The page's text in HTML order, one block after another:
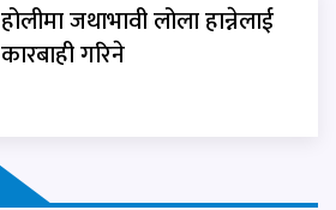
होलीमा जथाभावी लोला हान्नेलाई
कारबाही गरिने